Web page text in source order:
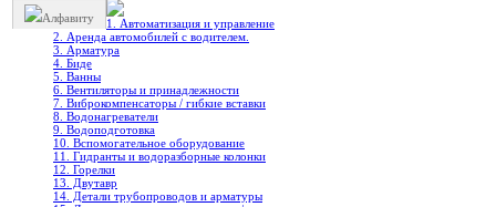
Алфавиту
1. Автоматизация и управление
2. Аренда автомобилей с водителем.
3. Арматура
4. Биде
5. Ванны
6. Вентиляторы и принадлежности
7. Виброкомпенсаторы / гибкие вставки
8. Водонагреватели
9. Водоподготовка
10. Вспомогательное оборудование
11. Гидранты и водоразборные колонки
12. Горелки
13. Двутавр
14. Детали трубопроводов и арматуры